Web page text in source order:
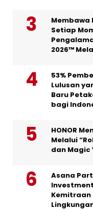
Membawa
Setiap
2026™
53%
Lulusan
Baru
bagi
HONOR
Melalui
dan Magic
Asana
Kemitraan